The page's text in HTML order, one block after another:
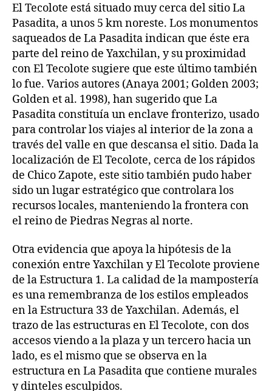
El Tecolote está situado muy cerca del sitio La
Pasadita, a unos 5 km noreste. Los monumentos
saqueados de La Pasadita indican que éste era
parte del reino de Yaxchilan, y su proximidad
con El Tecolote sugiere que este último también
lo fue. Varios autores (Anaya 2001; Golden 2003;
Golden et al. 1998), han sugerido que La
Pasadita constituía un enclave fronterizo, usado
para controlar los viajes al interior de la zona a
través del valle en que descansa el sitio. Dada la
localización de El Tecolote, cerca de los rápidos
de Chico Zapote, este sitio también pudo haber
sido un lugar estratégico que controlara los
recursos locales, manteniendo la frontera con
el reino de Piedras Negras al norte.
Otra evidencia que apoya la hipótesis de la
conexión entre Yaxchilan y El Tecolote proviene
de la Estructura 1. La calidad de la mampostería
es una remembranza de los estilos empleados
en la Estructura 33 de Yaxchilan. Además, el
trazo de las estructuras en El Tecolote, con dos
accesos viendo a la plaza y un tercero hacia un
lado, es el mismo que se observa en la
estructura en La Pasadita que contiene murales
y dinteles esculpidos.